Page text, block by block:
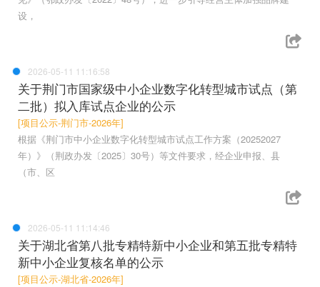
设，
2026-05-11 11:16:58
关于荆门市国家级中小企业数字化转型城市试点（第
二批）拟入库试点企业的公示
[项目公示-荆门市-2026年]
根据《荆门市中小企业数字化转型城市试点工作方案（20252027
年）》（荆政办发〔2025〕30号）等文件要求，经企业申报、县
（市、区
2026-05-11 11:14:46
关于湖北省第八批专精特新中小企业和第五批专精特
新中小企业复核名单的公示
[项目公示-湖北省-2026年]